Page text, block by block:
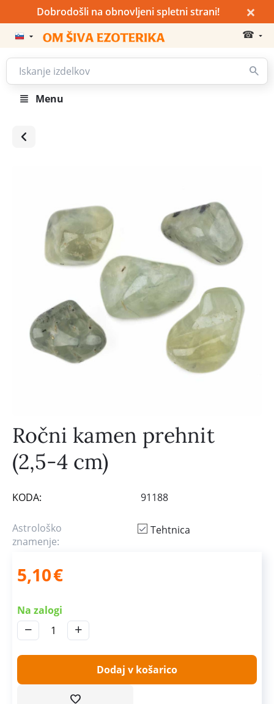
Dobrodošli na obnovljeni spletni strani! ×
☎
Menu
Ročni kamen prehnit
(2,5-4 cm)
KODA: 91188
Astrološko
znamenje:
Tehtnica
5,10€
Na zalogi
+
−
Dodaj v košarico